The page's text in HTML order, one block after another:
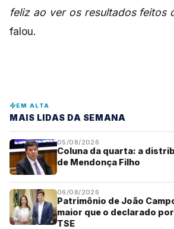
feliz ao ver os resultados feitos
falou.
EM ALTA
MAIS LIDAS DA SEMANA
05/08/2026
Coluna da quarta: a
de Mendonça Filho
06/08/2026
Patrimônio de João
maior que o declarado
TSE